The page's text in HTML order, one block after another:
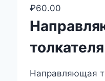
₽60.00
Направляющая